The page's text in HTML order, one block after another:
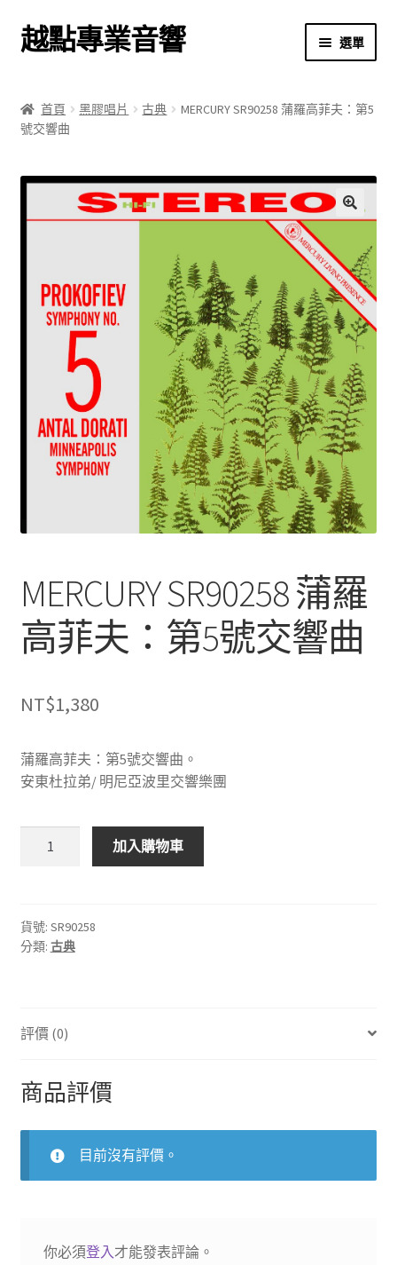
跳
至
覽
列
跳
至
要
內
越點專業音響 選單
商店
關於我們
我的帳號
購物車
首頁 黑膠唱片 古典
MERCURY SR90258 蒲羅高菲夫：第5
號交響曲
🔍
MERCURY SR90258 蒲羅
高菲夫：第5號交響曲
NT$1,380
蒲羅高菲夫：第5號交響曲。
安東杜拉弟/ 明尼亞波里交響樂團
高
菲
號
響
曲
加入購物車
貨號: SR90258
分類: 古典
評價 (0)
商品評價
目前沒有評價。
你必須登入才能發表評論。